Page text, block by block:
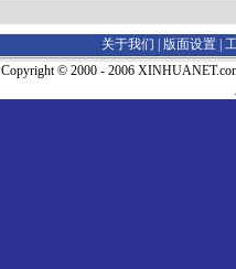
关于我们 | 版面设置
Copyright © 2000 - 2006